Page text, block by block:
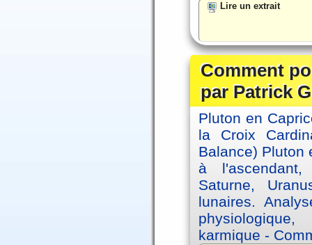
Lire un extrait
Comment
par Patrick
Pluton en
la Croix
Balance) Pluton
à
Saturne,
lunaires.
karmique -